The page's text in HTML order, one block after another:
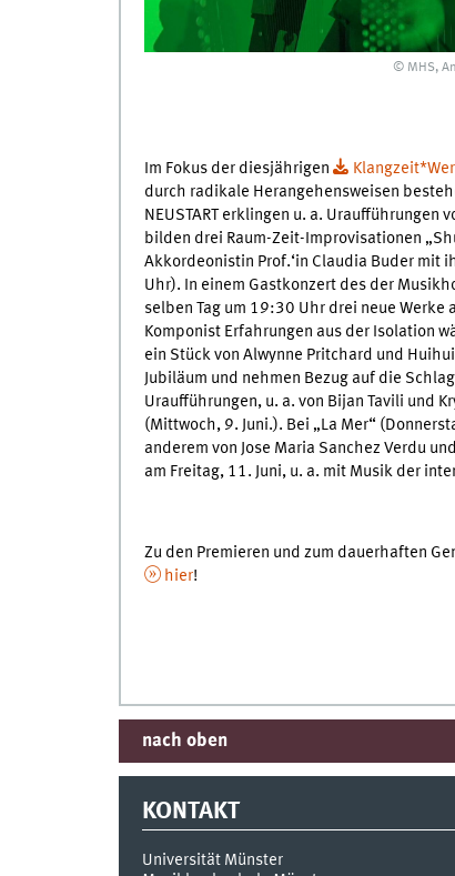
© MHS,
Im Fokus der diesjährigen
durch radikale Herangehensweisen
NEUSTART erklingen u. a. Uraufführungen
bilden drei Raum-Zeit-Improvisationen
Akkordeonistin Prof.‘in Claudia Buder mit
Uhr). In einem Gastkonzert des der
selben Tag um 19:30 Uhr drei neue
Komponist Erfahrungen aus der Isolation
ein Stück von Alwynne Pritchard und
Jubiläum und nehmen Bezug auf die
Uraufführungen, u. a. von Bijan Tavili und
(Mittwoch, 9. Juni.). Bei „La Mer“
anderem von Jose Maria Sanchez Verdu
am Freitag, 11. Juni, u. a. mit Musik der
Zu den Premieren und zum dauerhaften
hier!
nach oben
KONTAKT
Universität Münster